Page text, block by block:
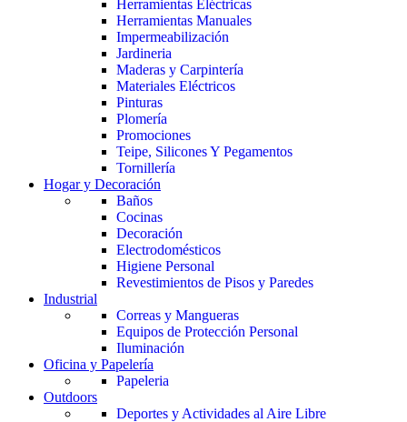
Herramientas Eléctricas
Herramientas Manuales
Impermeabilización
Jardineria
Maderas y Carpintería
Materiales Eléctricos
Pinturas
Plomería
Promociones
Teipe, Silicones Y Pegamentos
Tornillería
Hogar y Decoración
Baños
Cocinas
Decoración
Electrodomésticos
Higiene Personal
Revestimientos de Pisos y Paredes
Industrial
Correas y Mangueras
Equipos de Protección Personal
Iluminación
Oficina y Papelería
Papeleria
Outdoors
Deportes y Actividades al Aire Libre